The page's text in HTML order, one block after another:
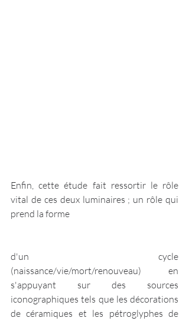
Enfin, cette étude fait ressortir le rôle
vital de ces deux luminaires ; un rôle qui
prend la forme
d'un cycle
(naissance/vie/mort/renouveau) en
s'appuyant sur des sources
iconographiques tels que les décorations
de céramiques et les pétroglyphes de